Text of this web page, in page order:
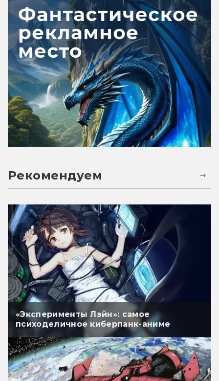
Рекомендуем
«Эксперименты Лэйн»: самое
психоделичное киберпанк-аниме